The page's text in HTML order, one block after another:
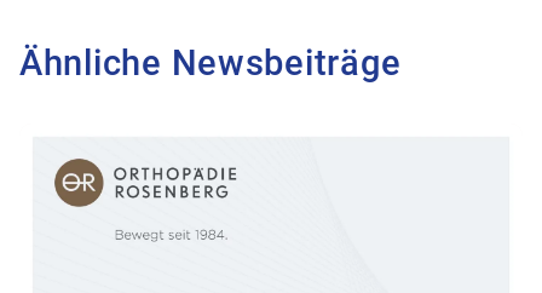
Ähnliche Newsbeiträge